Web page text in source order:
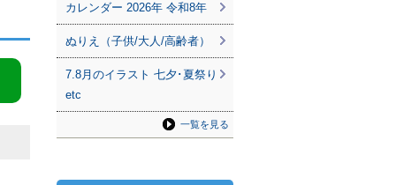
カレンダー 2026年 令和8年
ぬりえ（子供/大人/高齢者）
7.8月のイラスト 七夕･夏祭り
etc
一覧を見る